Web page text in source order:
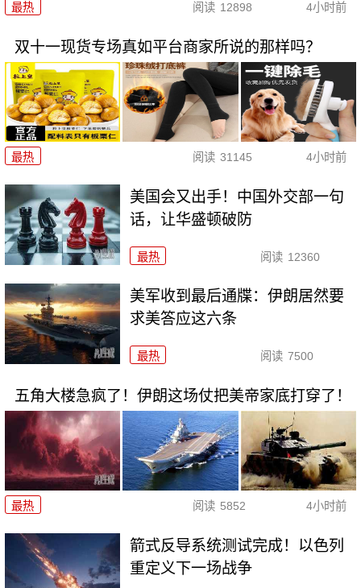
最热 阅读 12898 4小时前
双十一现货专场真如平台商家所说的那样吗？
最热 阅读 31145 4小时前
美国会又出手！中国外交部一句
话，让华盛顿破防
最热 阅读 12360
美军收到最后通牒：伊朗居然要
求美答应这六条
最热 阅读 7500
五角大楼急疯了！伊朗这场仗把美帝家底打穿了！
最热 阅读 5852 4小时前
箭式反导系统测试完成！以色列
重定义下一场战争